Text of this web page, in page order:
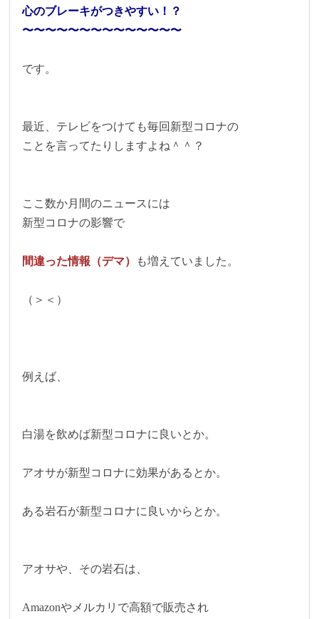
心のブレーキがつきやすい！？
〜〜〜〜〜〜〜〜〜〜〜〜〜〜
です。
最近、テレビをつけても毎回新型コロナの
ことを言ってたりしますよね＾＾？
ここ数か月間のニュースには
新型コロナの影響で
間違った情報（デマ） も増えていました。
（＞＜）
例えば、
白湯を飲めば新型コロナに良いとか。
アオサが新型コロナに効果があるとか。
ある岩石が新型コロナに良いからとか。
アオサや、その岩石は、
Amazonやメルカリで高額で販売され